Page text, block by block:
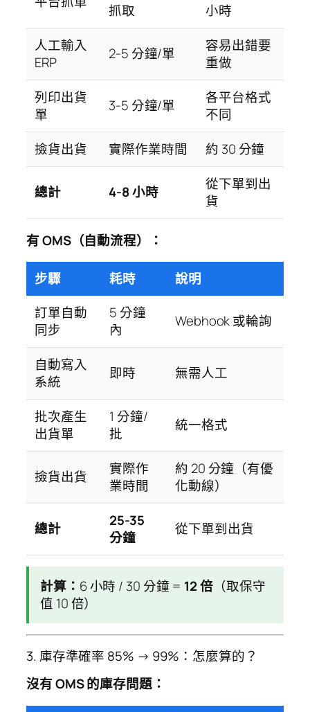
抓取
小時
人工輸入
ERP
2-5 分鐘/單
容易出錯要
重做
列印出貨
單
3-5 分鐘/單
各平台格式
不同
撿貨出貨
實際作業時間 約 30 分鐘
總計 4-8 小時
從下單到出
貨
有 OMS（自動流程）：
步驟 耗時
說明
訂單自動
同步
5 分鐘
內
Webhook 或輪詢
自動寫入
系統
即時 無需人工
批次產生
出貨單
1 分鐘/
批
統一格式
撿貨出貨
實際作
業時間
約 20 分鐘（有優
化動線）
總計
25-35
分鐘
從下單到出貨
計算： 6 小時 / 30 分鐘 = 12 倍（取保守
值 10 倍）
3. 庫存準確率 85% → 99%：怎麼算的？
沒有 OMS 的庫存問題：